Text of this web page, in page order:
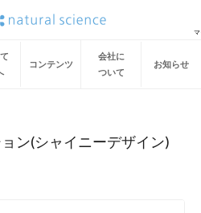
コンテンツ
会社に
ついて
お知らせ
ン(シャイニーデザイン)